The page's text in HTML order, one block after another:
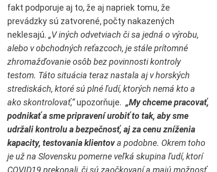
fakt podporuje aj to, že aj napriek tomu, že
prevádzky sú zatvorené, počty nakazených
neklesajú. „V iných odvetviach či sa jedná o výrobu,
alebo v obchodných reťazcoch, je stále prítomné
zhromažďovanie osôb bez povinnosti kontroly
testom. Táto situácia teraz nastala aj v horských
strediskách, ktoré sú plné ľudí, ktorých nemá kto a
ako skontrolovať,“upozorňuje. „My chceme pracovať,
podnikať a sme pripravení urobiť to tak, aby sme
udržali kontrolu a bezpečnosť, aj za cenu zníženia
kapacity, testovania klientova podobne. Okrem toho
je už na Slovensku pomerne veľká skupina ľudí, ktorí
COVID19 prekonali, či sú zaočkovaní a majú možnosť